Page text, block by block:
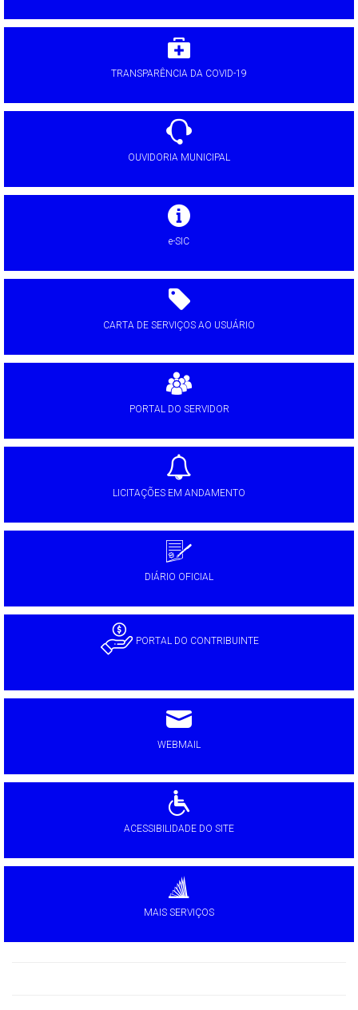
TRANSPARÊNCIA DA COVID-19
OUVIDORIA MUNICIPAL
e-SIC
CARTA DE SERVIÇOS AO USUÁRIO
PORTAL DO SERVIDOR
LICITAÇÕES EM ANDAMENTO
DIÁRIO OFICIAL
PORTAL DO CONTRIBUINTE
WEBMAIL
ACESSIBILIDADE DO SITE
MAIS SERVIÇOS